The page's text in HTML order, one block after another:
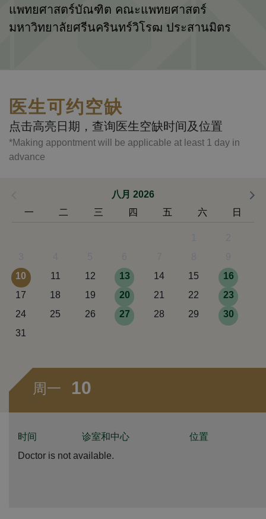
แพทยศาสตร์บัณฑิต คณะแพทยศาสตร์
มหาวิทยาลัยศรีนครินทร์วิโรฒ ประสานมิตร
医生可约空缺
点击高亮日期，查询医生空缺时间及位置
*Making appontment will be applicable at least 1 day in
advance
八月 2026
一
二 三 四 五 六 日
10
11 12 13 14 15
16
17
18 19 20 21 22
23
24
25 26 27 28 29
30
31
周一 10
时间 诊室和中心
位置
Doctor is not available.